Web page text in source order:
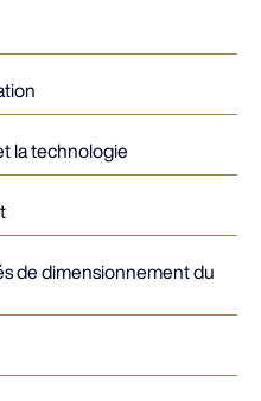
la technologie
de dimensionnement du